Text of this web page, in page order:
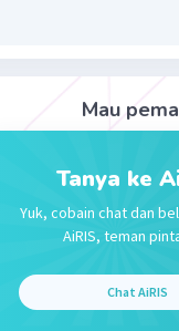
Pendapatan
Mau
Tanya ke
Yuk, cobain chat dan
AiRIS, teman
Chat AiRIS